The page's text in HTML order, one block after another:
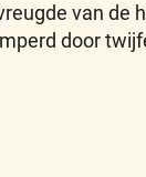
van de
door